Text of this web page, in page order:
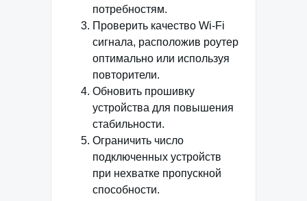
потребностям.
Проверить качество Wi-Fi
сигнала, расположив роутер
оптимально или используя
повторители.
Обновить прошивку
устройства для повышения
стабильности.
Ограничить число
подключенных устройств
при нехватке пропускной
способности.